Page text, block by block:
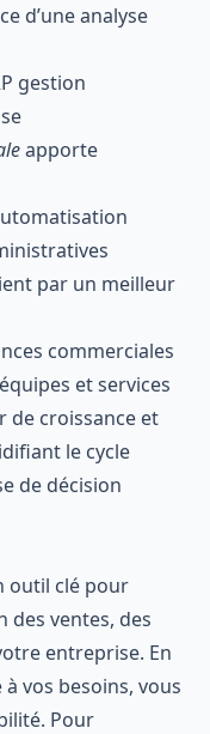
d’une analyse
gestion
apporte
par un meilleur
commerciales
et services
de croissance et
le cycle
de décision
outil clé pour
des ventes, des
entreprise. En
vos besoins, vous
Pour